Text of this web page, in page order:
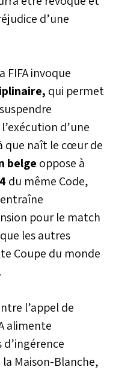
d’une
FIFA invoque
qui permet
d’une
que naît le cœur de
belge oppose à
du même Code,
pour le match
les autres
Coupe du monde
l’appel de
alimente
Maison-Blanche,